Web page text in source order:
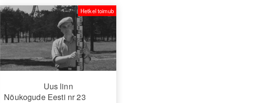
Uus linn
Nõukogude Eesti nr 23
Hetkel toimub